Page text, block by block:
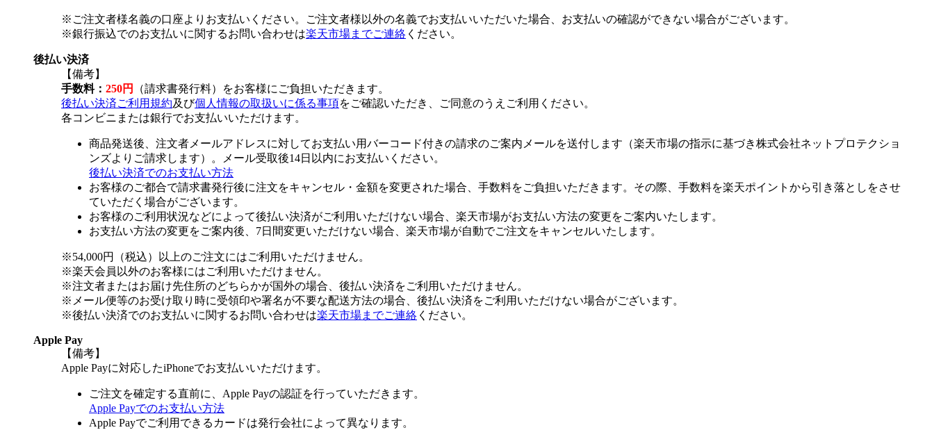
※ご注文者様名義の口座よりお支払いください。ご注文者様以外の名義でお支払いいただいた場合、お支払いの確認ができない場合がございます。
※銀行振込でのお支払いに関するお問い合わせは楽天市場までご連絡 ください。
後払い決済
【備考】
手数料： 250円
（請求書発行料）をお客様にご負担いただきます。
後払い決済ご利用規約及び個人情報の取扱いに係る事項をご確認いただき、ご同意のうえご利用ください。
各コンビニまたは銀行でお支払いいただけます。
商品発送後、注文者メールアドレスに対してお支払い用バーコード付きの請求のご案内メールを送付します（楽天市場の指示に基づき株式会社ネットプロテクショ
ンズよりご請求します）。メール受取後14日以内にお支払いください。
後払い決済でのお支払い方法
お客様のご都合で請求書発行後に注文をキャンセル・金額を変更された場合、手数料をご負担いただきます。その際、手数料を楽天ポイントから引き落としをさせ
ていただく場合がございます。
お客様のご利用状況などによって後払い決済がご利用いただけない場合、楽天市場がお支払い方法の変更をご案内いたします。
お支払い方法の変更をご案内後、7日間変更いただけない場合、楽天市場が自動でご注文をキャンセルいたします。
※54,000円（税込）以上のご注文にはご利用いただけません。
※楽天会員以外のお客様にはご利用いただけません。
※注文者またはお届け先住所のどちらかが国外の場合、後払い決済をご利用いただけません。
※メール便等のお受け取り時に受領印や署名が不要な配送方法の場合、後払い決済をご利用いただけない場合がございます。
※後払い決済でのお支払いに関するお問い合わせは楽天市場までご連絡 ください。
Apple Pay
【備考】
Apple Payに対応したiPhoneでお支払いいただけます。
ご注文を確定する直前に、Apple Payの認証を行っていただきます。
Apple Payでのお支払い方法
Apple Payでご利用できるカードは発行会社によって異なります。